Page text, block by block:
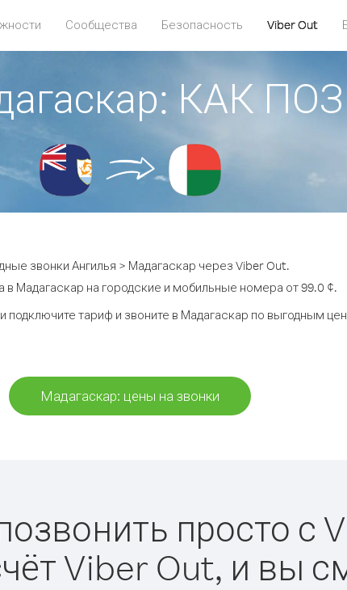
Сообщества Безопасность Viber Out
КАК
звонки Ангилья > Мадагаскар через Viber Out.
в Мадагаскар на городские и мобильные номера от 99.0 ¢.
подключите тариф и звоните в Мадагаскар по выгодным
Мадагаскар: цены на звонки
просто с
Viber Out, и вы